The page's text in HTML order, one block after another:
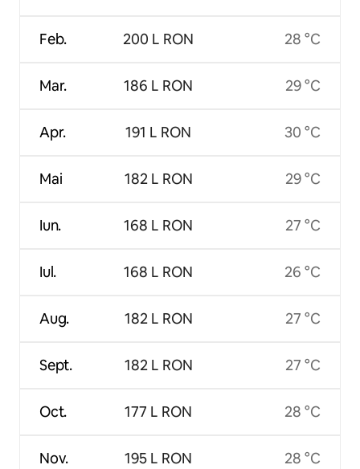
Feb.
Mar.
Apr.
Mai
Iun.
Iul.
Aug.
Sept.
Oct.
Nov.
200 L RON
186 L RON
191 L RON
182 L RON
168 L RON
168 L RON
182 L RON
182 L RON
177 L RON
195 L RON
28 °C
29 °C
30 °C
29 °C
27 °C
26 °C
27 °C
27 °C
28 °C
28 °C